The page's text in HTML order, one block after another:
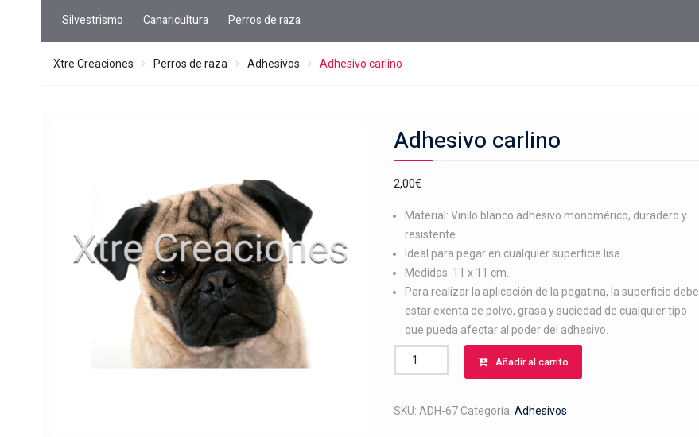
Silvestrismo Canaricultura Perros de raza
Xtre Creaciones Perros de raza Adhesivos Adhesivo carlino
Adhesivo carlino
2,00€
Material: Vinilo blanco adhesivo monomérico, duradero y
resistente.
Ideal para pegar en cualquier superficie lisa.
Medidas: 11 x 11 cm.
Para realizar la aplicación de la pegatina, la superficie debe
estar exenta de polvo, grasa y suciedad de cualquier tipo
que pueda afectar al poder del adhesivo.
Adhesivo
carlino
Añadir al carrito
SKU: ADH-67Categoría: Adhesivos